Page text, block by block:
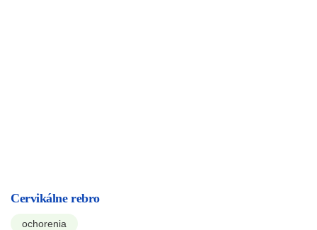
Cervikálne rebro
ochorenia